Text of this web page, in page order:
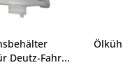
Deutz-Fahr...